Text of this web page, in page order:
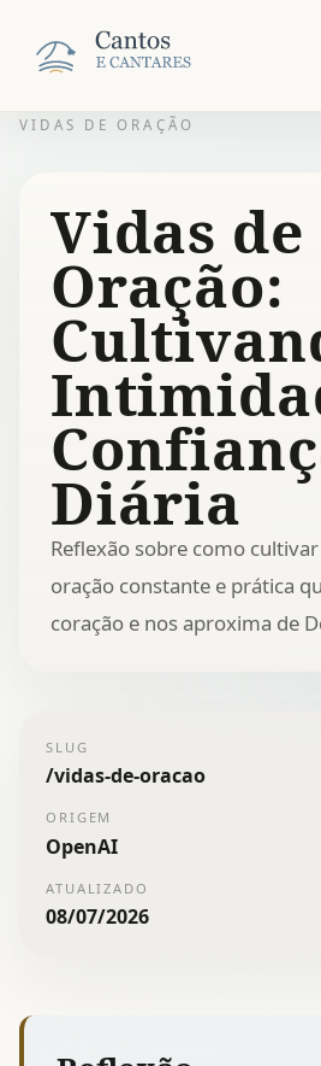
VIDAS DE ORAÇÃO
Vidas de
Oração:
Diária
Reflexão sobre como
oração constante e prática
coração e nos aproxima de
SLUG
/vidas-de-oracao
ORIGEM
OpenAI
ATUALIZADO
08/07/2026